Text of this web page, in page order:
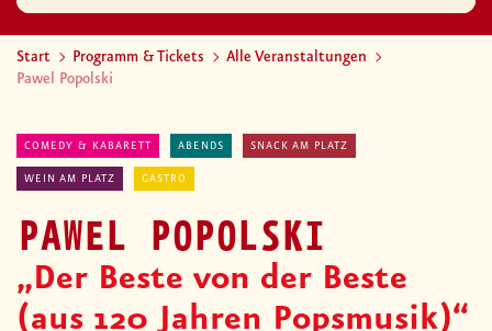
Start Programm & Tickets
Alle Veranstaltungen
Pawel Popolski
COMEDY & KABARETT ABENDS SNACK AM PLATZ
WEIN AM PLATZ GASTRO
PAWEL POPOLSKI
„Der Beste von der Beste
(aus 120 Jahren Popsmusik)“